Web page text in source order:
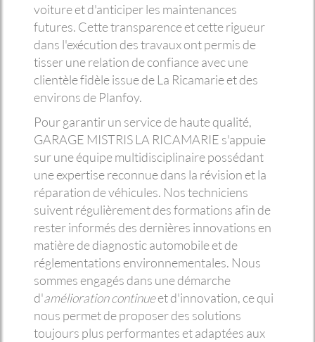
voiture et d'anticiper les maintenances
futures. Cette transparence et cette rigueur
dans l'exécution des travaux ont permis de
tisser une relation de confiance avec une
clientèle fidèle issue de La Ricamarie et des
environs de Planfoy.
Pour garantir un service de haute qualité,
GARAGE MISTRIS LA RICAMARIE s'appuie
sur une équipe multidisciplinaire possédant
une expertise reconnue dans la révision et la
réparation de véhicules. Nos techniciens
suivent régulièrement des formations afin de
rester informés des dernières innovations en
matière de diagnostic automobile et de
réglementations environnementales. Nous
sommes engagés dans une démarche
d'amélioration continueet d'innovation, ce qui
nous permet de proposer des solutions
toujours plus performantes et adaptées aux